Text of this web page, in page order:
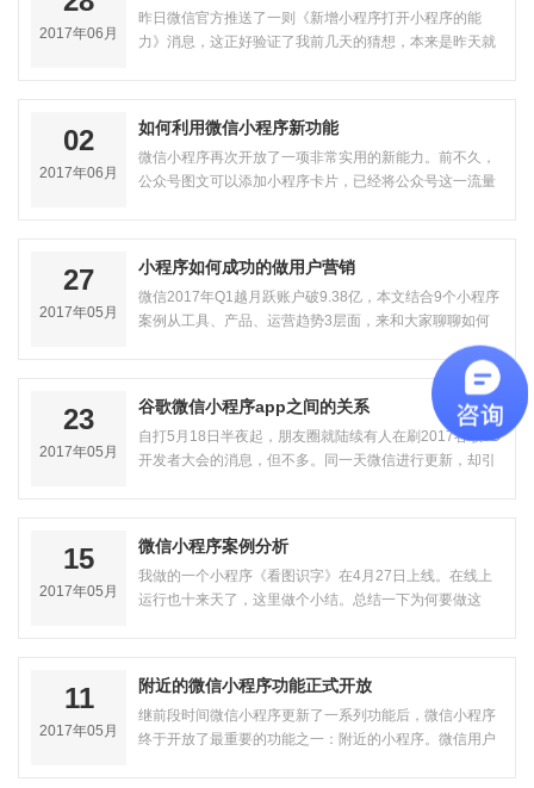
2017年06月
昨日微信官方推送了一则《新增小程序打开小程序的能
力》消息，这正好验证了我前几天的猜想，本来是昨天就
02
2017年06月
如何利用微信小程序新功能
微信小程序再次开放了一项非常实用的新能力。前不久，
公众号图文可以添加小程序卡片，已经将公众号这一流量
27
2017年05月
小程序如何成功的做用户营销
微信2017年Q1越月跃账户破9.38亿，本文结合9个小程序
案例从工具、产品、运营趋势3层面，来和大家聊聊如何
23
2017年05月
谷歌微信小程序app之间的关系
自打5月18日半夜起，朋友圈就陆续有人在刷2017谷歌I/O
开发者大会的消息，但不多。同一天微信进行更新，却引
15
2017年05月
微信小程序案例分析
我做的一个小程序《看图识字》在4月27日上线。在线上
运行也十来天了，这里做个小结。总结一下为何要做这
11
2017年05月
附近的微信小程序功能正式开放
继前段时间微信小程序更新了一系列功能后，微信小程序
终于开放了最重要的功能之一：附近的小程序。微信用户